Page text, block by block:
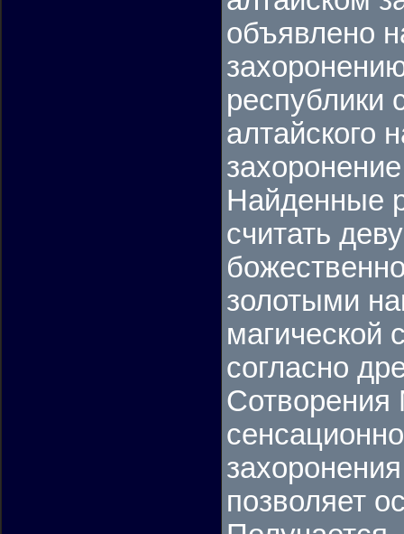
объявлено
республики
алтайского
Найденные
считать
золотыми
магической
согласно
Сотворения
позволяет